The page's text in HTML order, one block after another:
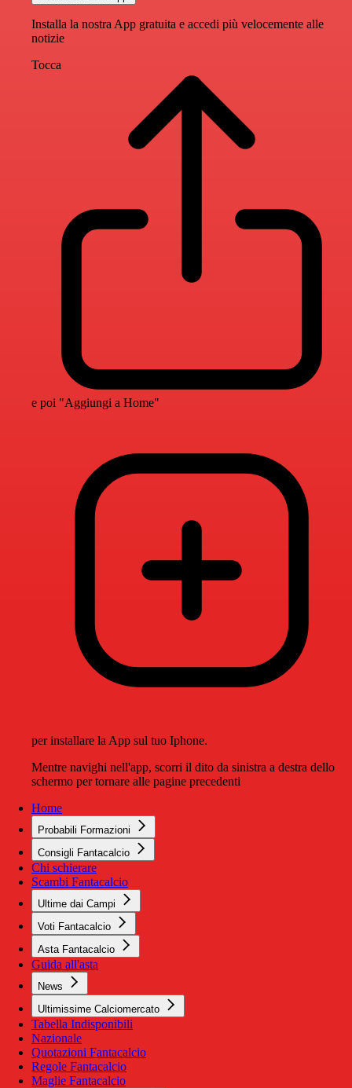
Installa la nostra App gratuita e accedi più velocemente alle
notizie
Tocca
e poi "Aggiungi a Home"
per installare la App sul tuo Iphone.
Mentre navighi nell'app, scorri il dito da sinistra a destra dello
schermo per tornare alle pagine precedenti
Home
Probabili Formazioni
Consigli Fantacalcio
Chi schierare
Scambi Fantacalcio
Ultime dai Campi
Voti Fantacalcio
Asta Fantacalcio
Guida all'asta
News
Ultimissime Calciomercato
Tabella Indisponibili
Nazionale
Quotazioni Fantacalcio
Regole Fantacalcio
Maglie Fantacalcio